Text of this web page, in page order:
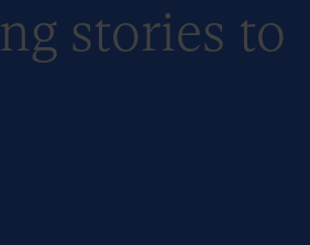
stories to